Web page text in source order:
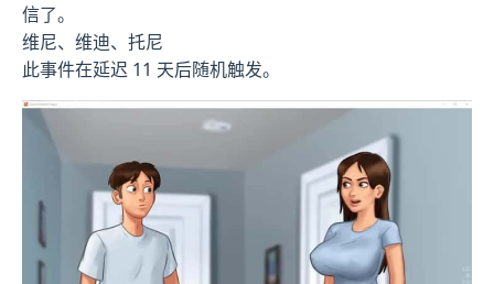
信了。
维尼、维迪、托尼
此事件在延迟 11 天后随机触发。